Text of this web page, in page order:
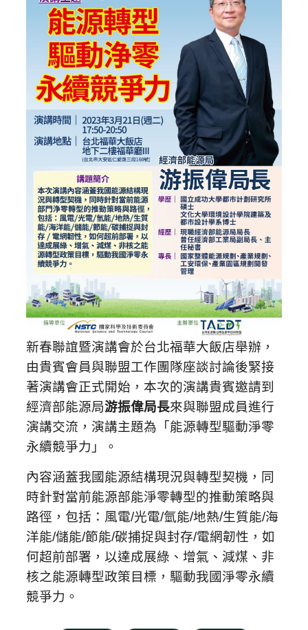
新春聯誼暨演講會於台北福華大飯店舉辦，
由貴賓會員與聯盟工作團隊座談討論後緊接
著演講會正式開始，本次的演講貴賓邀請到
經濟部能源局游振偉局長來與聯盟成員進行
演講交流，演講主題為「能源轉型驅動淨零
永續競爭力」。
內容涵蓋我國能源結構現況與轉型契機，同
時針對當前能源部能淨零轉型的推動策略與
路徑，包括：風電/光電/氫能/地熱/生質能/海
洋能/儲能/節能/碳捕捉與封存/電網韌性，如
何超前部署，以達成展綠、增氣、減煤、非
核之能源轉型政策目標，驅動我國淨零永續
競爭力。